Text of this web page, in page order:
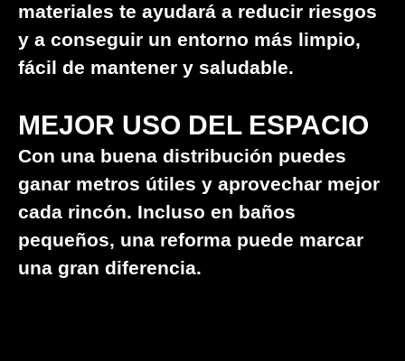
materiales te ayudará a reducir riesgos
y a conseguir un entorno más limpio,
fácil de mantener y saludable.
MEJOR USO DEL ESPACIO
Con una buena distribución puedes
ganar metros útiles y aprovechar mejor
cada rincón. Incluso en baños
pequeños, una reforma puede marcar
una gran diferencia.